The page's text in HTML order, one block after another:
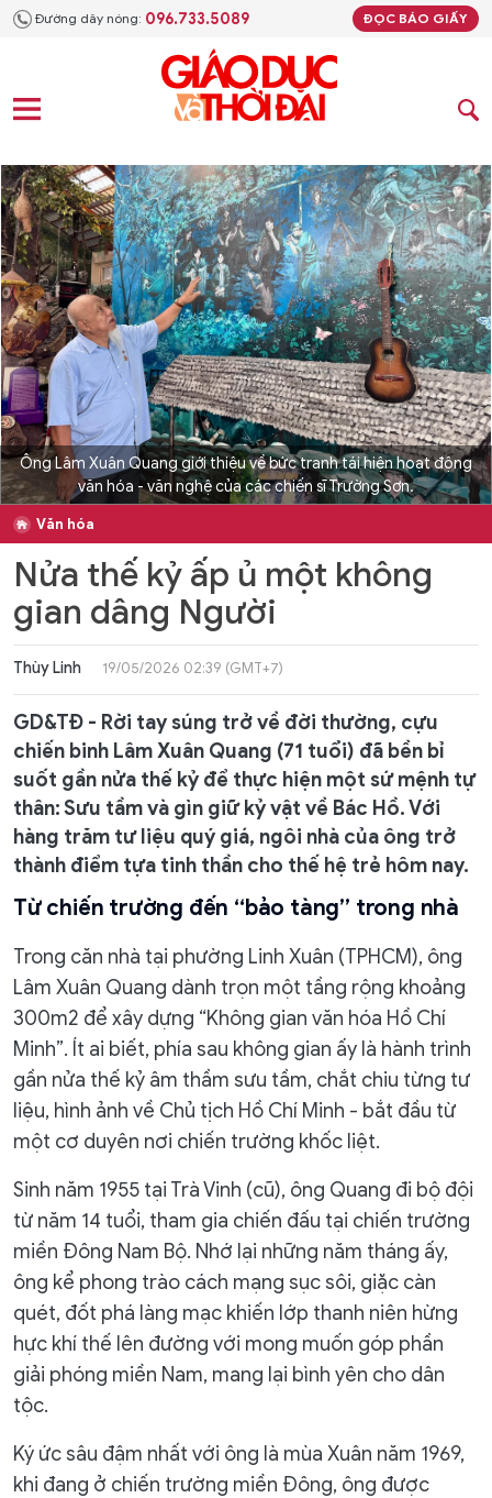
Đường dây nóng: 096.733.5089 ĐỌC BÁO GIẤY
Ông Lâm Xuân Quang giới thiệu về bức tranh tái hiện hoạt động
văn hóa - văn nghệ của các chiến sĩ Trường Sơn.
Văn hóa
Nửa thế kỷ ấp ủ một không
gian dâng Người
Thùy Linh 19/05/2026 02:39 (GMT+7)
GD&TĐ - Rời tay súng trở về đời thường, cựu
chiến binh Lâm Xuân Quang (71 tuổi) đã bền bỉ
suốt gần nửa thế kỷ để thực hiện một sứ mệnh tự
thân: Sưu tầm và gìn giữ kỷ vật về Bác Hồ. Với
hàng trăm tư liệu quý giá, ngôi nhà của ông trở
thành điểm tựa tinh thần cho thế hệ trẻ hôm nay.
Từ chiến trường đến “bảo tàng” trong nhà
Trong căn nhà tại phường Linh Xuân (TPHCM), ông
Lâm Xuân Quang dành trọn một tầng rộng khoảng
300m2 để xây dựng “Không gian văn hóa Hồ Chí
Minh”. Ít ai biết, phía sau không gian ấy là hành trình
gần nửa thế kỷ âm thầm sưu tầm, chắt chiu từng tư
liệu, hình ảnh về Chủ tịch Hồ Chí Minh - bắt đầu từ
một cơ duyên nơi chiến trường khốc liệt.
Sinh năm 1955 tại Trà Vinh (cũ), ông Quang đi bộ đội
từ năm 14 tuổi, tham gia chiến đấu tại chiến trường
miền Đông Nam Bộ. Nhớ lại những năm tháng ấy,
ông kể phong trào cách mạng sục sôi, giặc càn
quét, đốt phá làng mạc khiến lớp thanh niên hừng
hực khí thế lên đường với mong muốn góp phần
giải phóng miền Nam, mang lại bình yên cho dân
tộc.
Ký ức sâu đậm nhất với ông là mùa Xuân năm 1969,
khi đang ở chiến trường miền Đông, ông được